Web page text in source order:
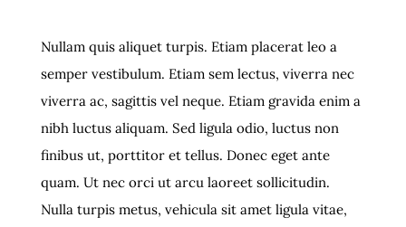
Nullam quis aliquet turpis. Etiam placerat leo a
semper vestibulum. Etiam sem lectus, viverra nec
viverra ac, sagittis vel neque. Etiam gravida enim a
nibh luctus aliquam. Sed ligula odio, luctus non
finibus ut, porttitor et tellus. Donec eget ante
quam. Ut nec orci ut arcu laoreet sollicitudin.
Nulla turpis metus, vehicula sit amet ligula vitae,